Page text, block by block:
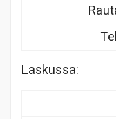
Laskussa: